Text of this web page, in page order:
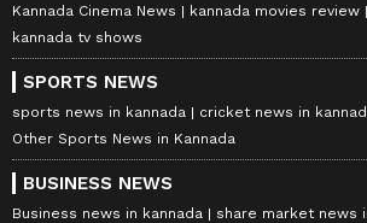
Kannada Cinema News kannada movies review
kannada tv shows
SPORTS NEWS
sports news in kannada
cricket news in
Other Sports News in Kannada
BUSINESS NEWS
Business news in kannada
share market news